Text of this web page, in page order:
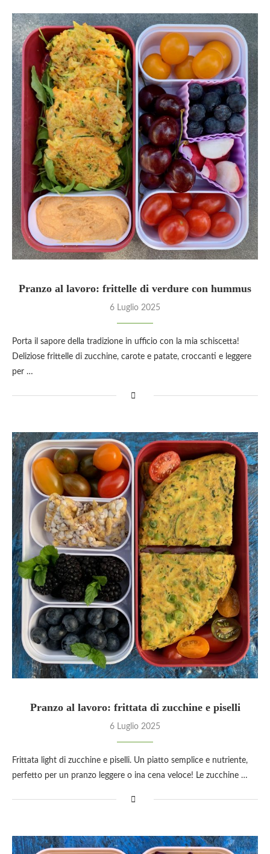
Pranzo al lavoro: frittelle di verdure con hummus
6 Luglio 2025
Porta il sapore della tradizione in ufficio con la mia schiscetta!
Deliziose frittelle di zucchine, carote e patate, croccanti e leggere
per …
Pranzo al lavoro: frittata di zucchine e piselli
6 Luglio 2025
Frittata light di zucchine e piselli. Un piatto semplice e nutriente,
perfetto per un pranzo leggere o ina cena veloce! Le zucchine …